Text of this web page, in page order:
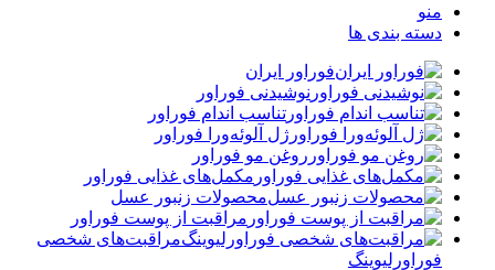
منو
دسته بندی ها
فوراور ایران
نوشیدنی فوراور
تناسب اندام فوراور
ژل آلوئه‌ورا فوراور
روغن مو فوراور
مکمل‌های غذایی فوراور
محصولات زنبور عسل
مراقبت از پوست فوراور
مراقبت‌های شخصی
فوراورلیوینگ